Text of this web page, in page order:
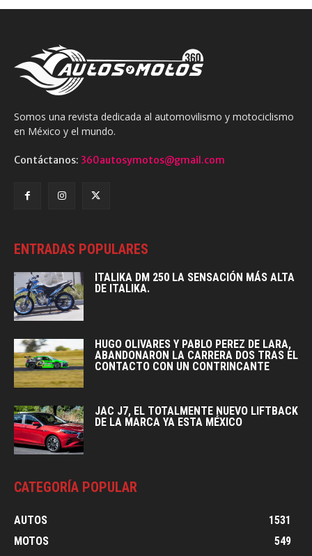
Somos una revista dedicada al automovilismo y motociclismo
en México y el mundo.
Contáctanos: 360autosymotos@gmail.com
ENTRADAS POPULARES
ITALIKA DM 250 LA SENSACIÓN MÁS ALTA
DE ITALIKA.
HUGO OLIVARES Y PABLO PEREZ DE LARA,
ABANDONARON LA CARRERA DOS TRAS EL
CONTACTO CON UN CONTRINCANTE
JAC J7, EL TOTALMENTE NUEVO LIFTBACK
DE LA MARCA YA ESTA MÉXICO
CATEGORÍA POPULAR
AUTOS
1531
MOTOS
549